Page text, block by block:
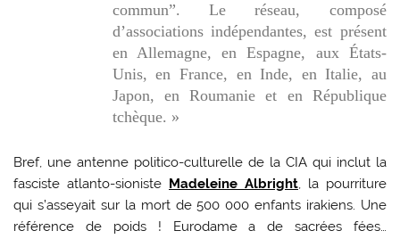
commun”. Le réseau, composé
d’associations indépendantes, est présent
en Allemagne, en Espagne, aux États-
Unis, en France, en Inde, en Italie, au
Japon, en Roumanie et en République
tchèque. »
Bref, une antenne politico-culturelle de la CIA qui inclut la
fasciste atlanto-sioniste
Madeleine Albright, la pourriture
qui s’asseyait sur la mort de 500 000 enfants irakiens. Une
référence de poids ! Eurodame a de sacrées fées…